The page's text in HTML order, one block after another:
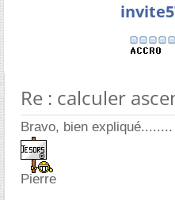
Re : calculer
Bravo, bien
Pierre